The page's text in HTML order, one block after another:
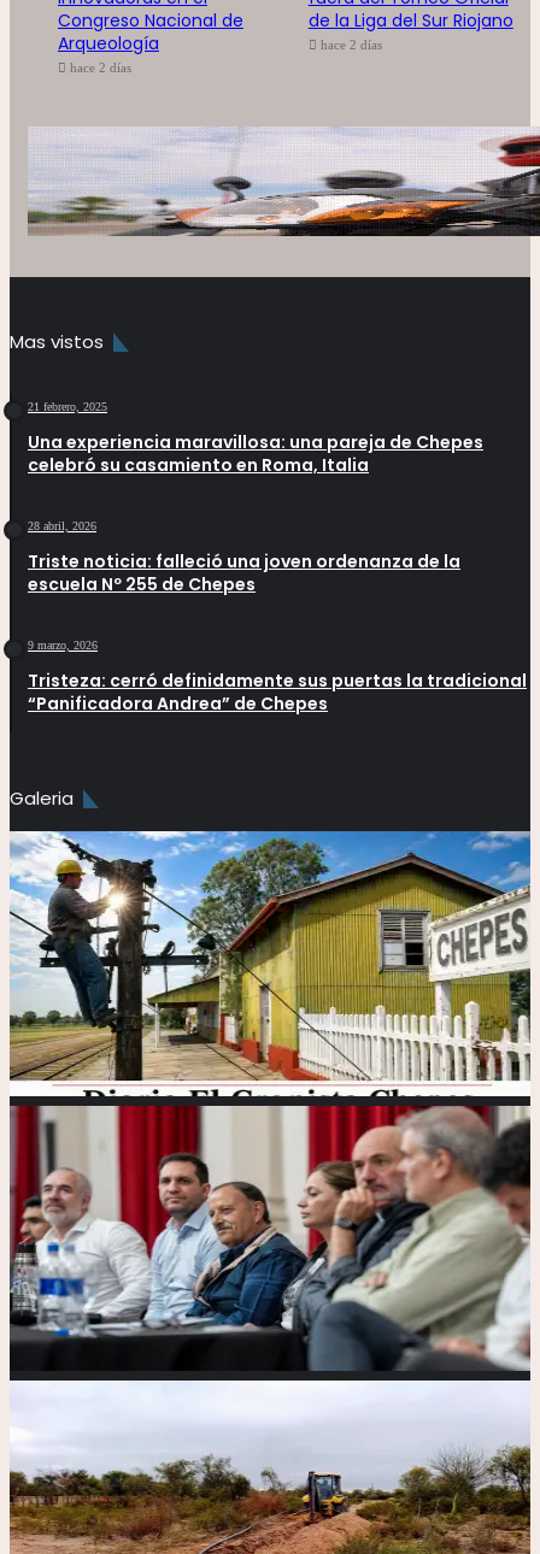
Congreso Nacional de
Arqueología
hace 2 días
de la Liga del Sur Riojano
hace 2 días
Mas vistos
21 febrero, 2025
Una experiencia maravillosa: una pareja de Chepes
celebró su casamiento en Roma, Italia
28 abril, 2026
Triste noticia: falleció una joven ordenanza de la
escuela Nº 255 de Chepes
9 marzo, 2026
Tristeza: cerró definidamente sus puertas la tradicional
“Panificadora Andrea” de Chepes
Galeria